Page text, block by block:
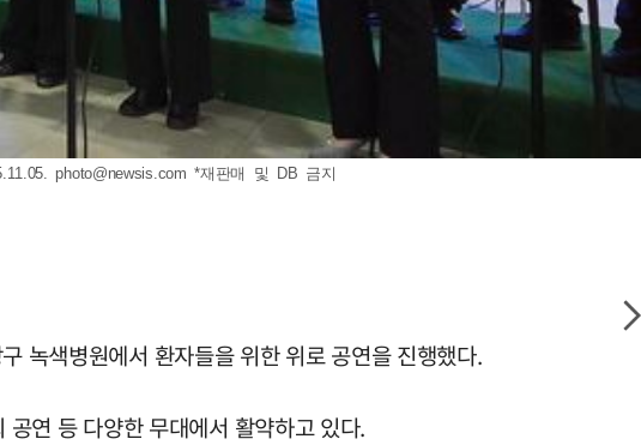
photo@newsis.com *재판매 및 DB 금지
녹색병원에서 환자들을 위한 위로 공연을 진행했다.
연 등 다양한 무대에서 활약하고 있다.